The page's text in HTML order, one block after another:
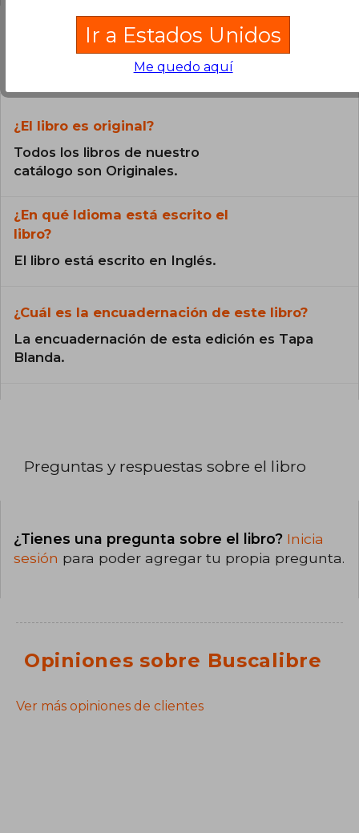
Preguntas frecuentes sobre el libro
¿El libro es original?
Todos los libros de nuestro
catálogo son Originales.
¿En qué Idioma está escrito el
libro?
El libro está escrito en Inglés.
¿Cuál es la encuadernación de este libro?
La encuadernación de esta edición es Tapa
Blanda.
Preguntas y respuestas sobre el libro
¿Tienes una pregunta sobre el libro? Inicia
sesión para poder agregar tu propia pregunta.
Opiniones sobre Buscalibre
Ver más opiniones de clientes
Ir a Estados Unidos
Me quedo aquí